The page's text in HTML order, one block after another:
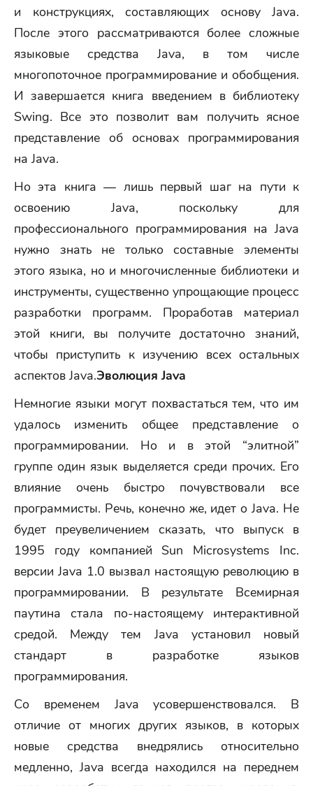
и конструкциях, составляющих основу Java.
После этого рассматриваются более сложные
языковые средства Java, в том числе
многопоточное программирование и обобщения.
И завершается книга введением в библиотеку
Swing. Все это позволит вам получить ясное
представление об основах программирования
на Java.
Но эта книга — лишь первый шаг на пути к
освоению Java, поскольку для
профессионального программирования на Java
нужно знать не только составные элементы
этого языка, но и многочисленные библиотеки и
инструменты, существенно упрощающие процесс
разработки программ. Проработав материал
этой книги, вы получите достаточно знаний,
чтобы приступить к изучению всех остальных
аспектов Java.Эволюция Java
Немногие языки могут похвастаться тем, что им
удалось изменить общее представление о
программировании. Но и в этой “элитной”
группе один язык выделяется среди прочих. Его
влияние очень быстро почувствовали все
программисты. Речь, конечно же, идет о Java. Не
будет преувеличением сказать, что выпуск в
1995 году компанией Sun Microsystems Inc.
версии Java 1.0 вызвал настоящую революцию в
программировании. В результате Всемирная
паутина стала по-настоящему интерактивной
средой. Между тем Java установил новый
стандарт в разработке языков
программирования.
Со временем Java усовершенствовался. В
отличие от многих других языков, в которых
новые средства внедрялись относительно
медленно, Java всегда находился на переднем